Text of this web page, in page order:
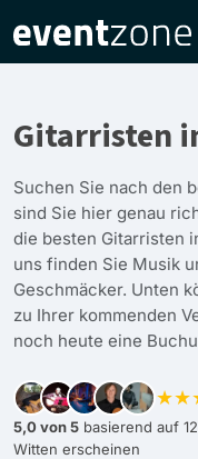
Gitarristen
Suchen Sie nach den
sind Sie hier genau
die besten Gitarristen
uns finden Sie Musik
Geschmäcker. Unten
zu Ihrer kommenden
noch heute eine
5,0 von 5 basierend auf
Witten erscheinen